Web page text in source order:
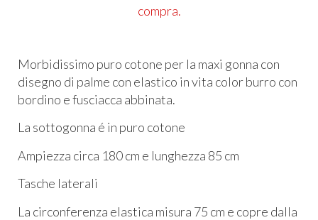
compra.
Morbidissimo puro cotone per la maxi gonna con
disegno di palme con elastico in vita color burro con
bordino e fusciacca abbinata.
La sottogonna é in puro cotone
Ampiezza circa 180 cm e lunghezza 85 cm
Tasche laterali
La circonferenza elastica misura 75 cm e copre dalla